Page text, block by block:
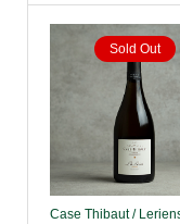
Sold Out
Case Thibaut /